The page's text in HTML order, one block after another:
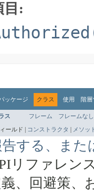
目:
ッケージ クラス 使用 階層
ス フレーム フレームなし
ールド | コンストラクタ | メソッ
する、また
リファレン
、回避策、